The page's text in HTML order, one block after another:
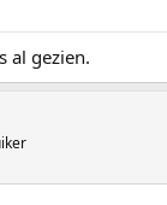
al gezien.